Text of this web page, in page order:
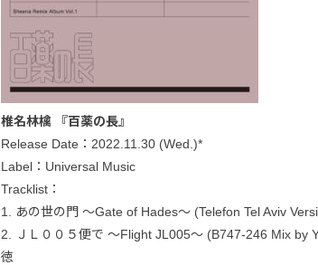
椎名林檎 『百薬の長』
Release Date：2022.11.30 (Wed.)*
Label：Universal Music
Tracklist：
1. あの世の門 ～Gate of Hades～ (Telefon Tel Aviv
2. ＪＬ００５便で ～Flight JL005～ (B747-246 Mix by
徳